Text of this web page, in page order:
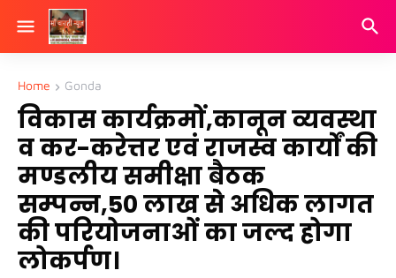
Home Gonda
विकास कार्यक्रमों,कानून व्यवस्था
व कर-करेत्तर एवं राजस्व कार्यों की
मण्डलीय समीक्षा बैठक
सम्पन्न,50 लाख से अधिक लागत
की परियोजनाओं का जल्द होगा
लोकर्पण।